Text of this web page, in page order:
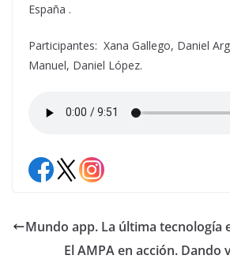
España .
Participantes: Xana Gallego, Daniel
Manuel, Daniel López.
Mundo app. La última tecnología
El AMPA en acción. Dando